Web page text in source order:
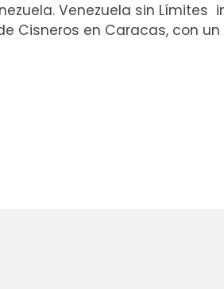
Venezuela sin Límites
Cisneros en Caracas, con